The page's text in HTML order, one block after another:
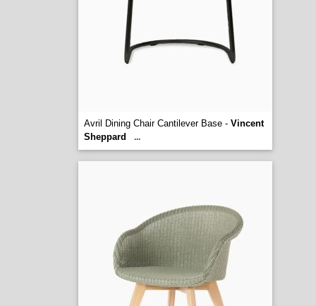
Avril Dining Chair Cantilever Base - Vincent
Sheppard
...